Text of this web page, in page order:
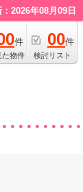
2026年08月09日
件
た物件
00件
検討リスト